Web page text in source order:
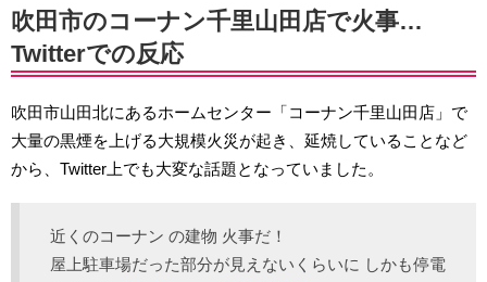
吹田市のコーナン千里山田店で火事…
Twitterでの反応
吹田市山田北にあるホームセンター「コーナン千里山田店」で
大量の黒煙を上げる大規模火災が起き、延焼していることなど
から、Twitter上でも大変な話題となっていました。
近くのコーナン の建物 火事だ！
屋上駐車場だった部分が見えないくらいに しかも停電